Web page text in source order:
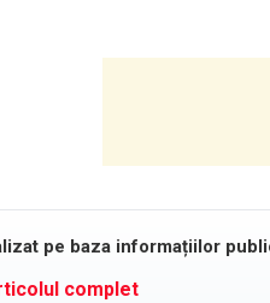
pe baza informațiilor
complet